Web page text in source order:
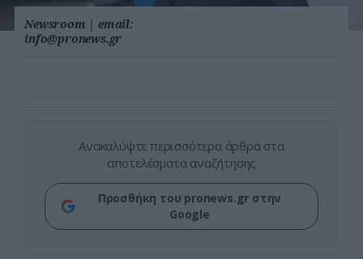
Newsroom | email:
info@pronews.gr
Ανακαλύψτε περισσότερα άρθρα στα
αποτελέσματα αναζήτησης
Προσθήκη του pronews.gr στην
Google